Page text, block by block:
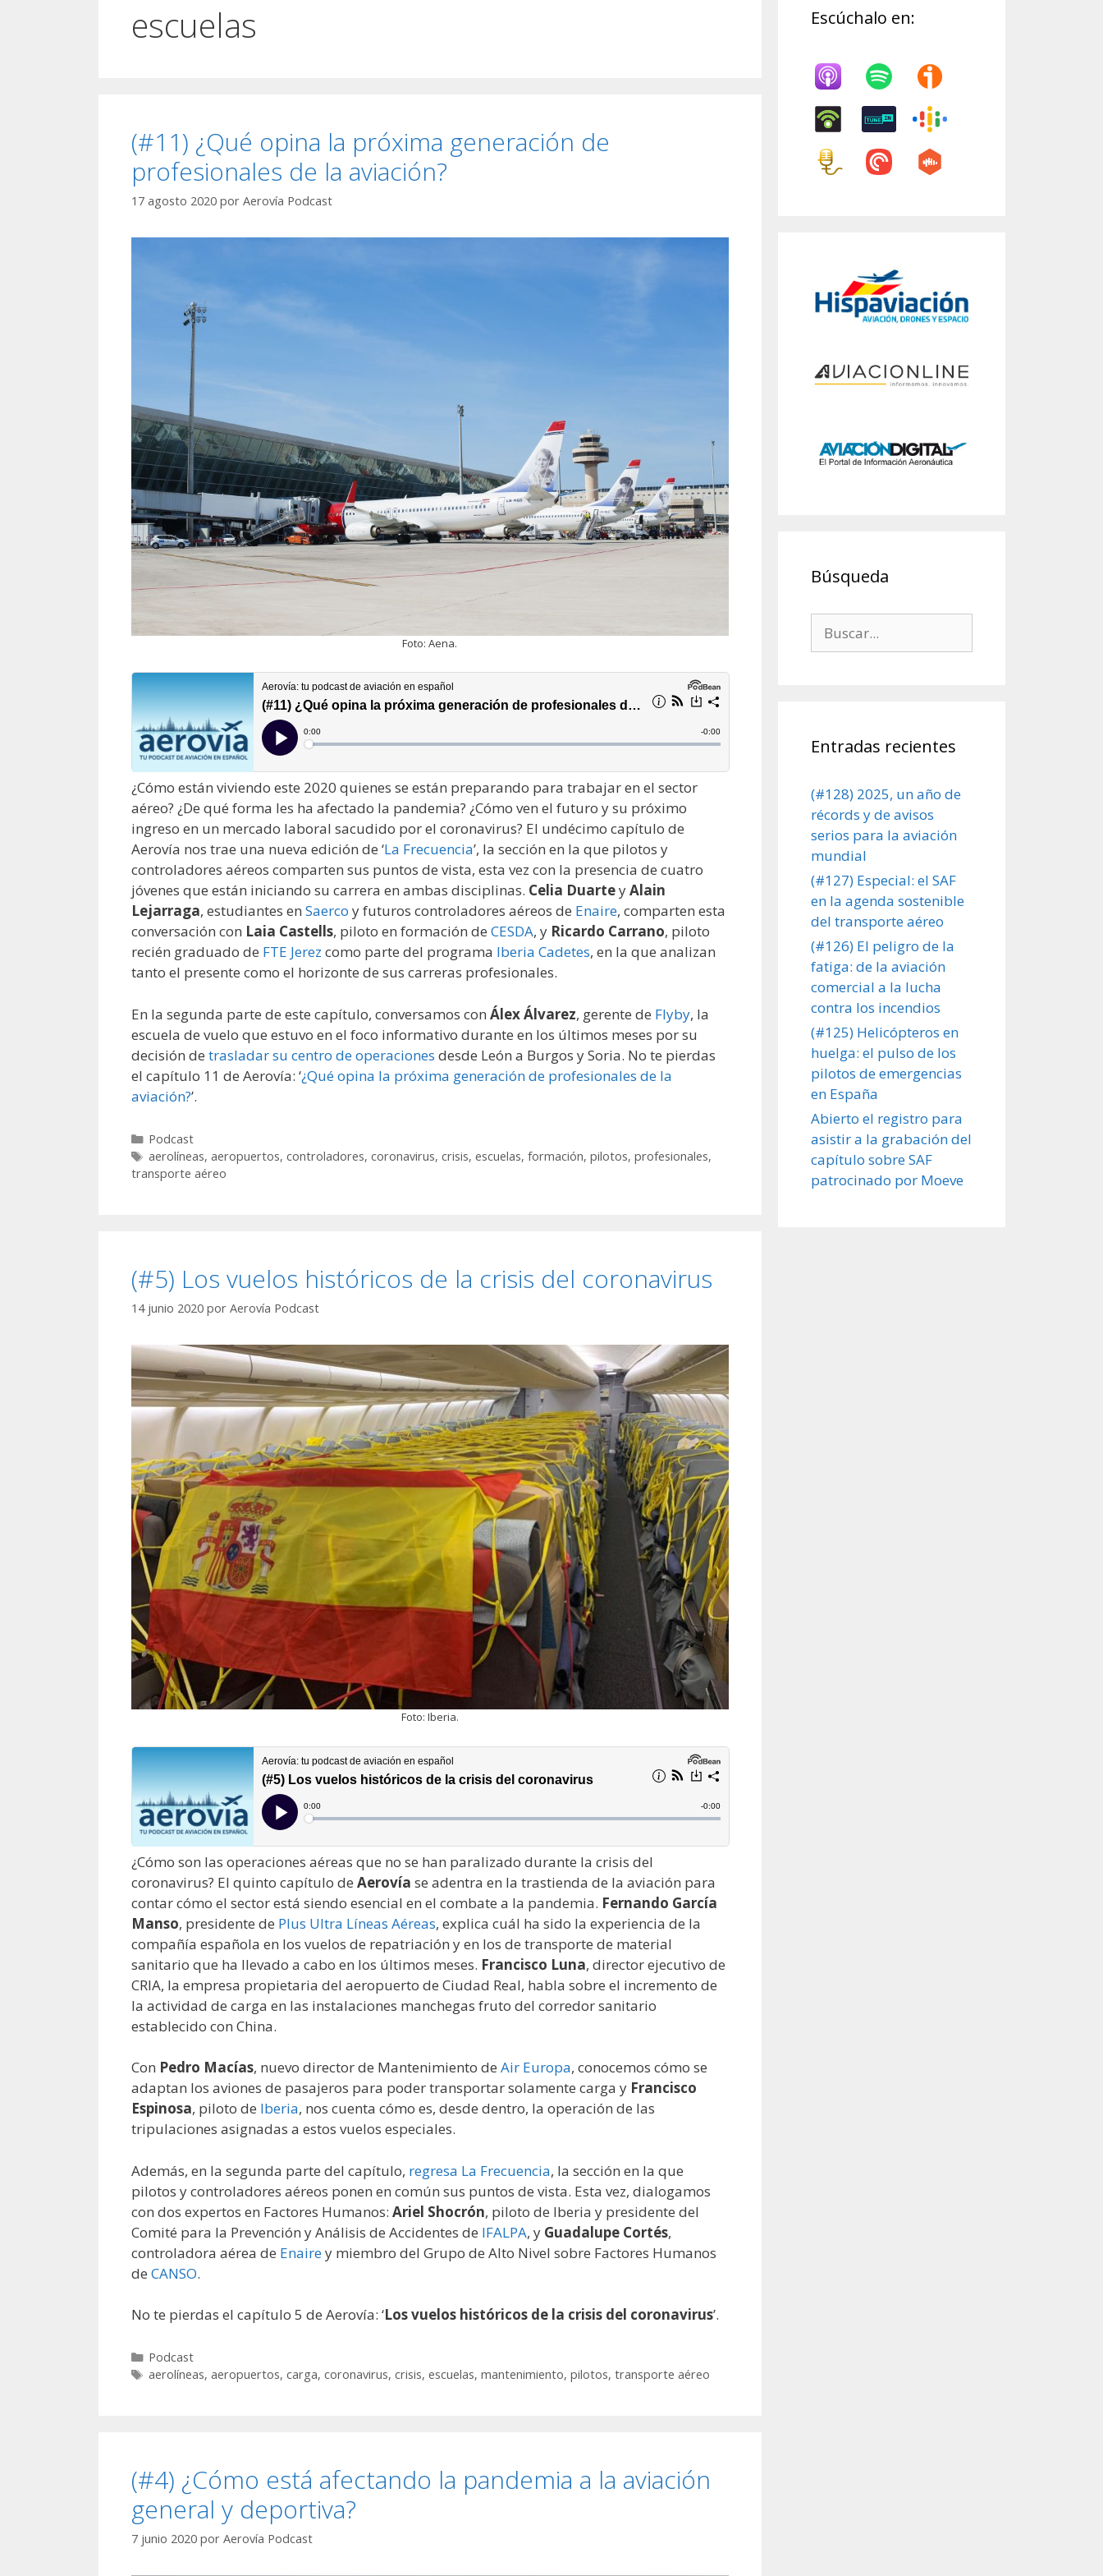
escuelas
(#11) ¿Qué opina la próxima generación de
profesionales de la aviación?
17 agosto 2020 por Aerovía Podcast
Foto: Aena.
¿Cómo están viviendo este 2020 quienes se están preparando para trabajar en el sector
aéreo? ¿De qué forma les ha afectado la pandemia? ¿Cómo ven el futuro y su próximo
ingreso en un mercado laboral sacudido por el coronavirus? El undécimo capítulo de
Aerovía nos trae una nueva edición de ‘La Frecuencia’, la sección en la que pilotos y
controladores aéreos comparten sus puntos de vista, esta vez con la presencia de cuatro
jóvenes que están iniciando su carrera en ambas disciplinas. Celia DuarteyAlain
Lejarraga, estudiantes en Saerco y futuros controladores aéreos de Enaire, comparten esta
conversación con Laia Castells, piloto en formación de CESDA, y Ricardo Carrano, piloto
recién graduado de FTE Jerez como parte del programa Iberia Cadetes, en la que analizan
tanto el presente como el horizonte de sus carreras profesionales.
En la segunda parte de este capítulo, conversamos con Álex Álvarez, gerente de Flyby, la
escuela de vuelo que estuvo en el foco informativo durante en los últimos meses por su
decisión de trasladar su centro de operaciones desde León a Burgos y Soria. No te pierdas
el capítulo 11 de Aerovía: ‘¿Qué opina la próxima generación de profesionales de la
aviación?’.
Categorías
Podcast
Etiquetas
aerolíneas,aeropuertos,controladores,coronavirus,crisis,escuelas,formación,pilotos,profesionales,
transporte aéreo
(#5) Los vuelos históricos de la crisis del coronavirus
14 junio 2020 por Aerovía Podcast
Foto: Iberia.
¿Cómo son las operaciones aéreas que no se han paralizado durante la crisis del
coronavirus? El quinto capítulo de Aerovía se adentra en la trastienda de la aviación para
contar cómo el sector está siendo esencial en el combate a la pandemia. Fernando García
Manso, presidente de Plus Ultra Líneas Aéreas, explica cuál ha sido la experiencia de la
compañía española en los vuelos de repatriación y en los de transporte de material
sanitario que ha llevado a cabo en los últimos meses. Francisco Luna, director ejecutivo de
CRIA, la empresa propietaria del aeropuerto de Ciudad Real, habla sobre el incremento de
la actividad de carga en las instalaciones manchegas fruto del corredor sanitario
establecido con China.
Con Pedro Macías, nuevo director de Mantenimiento de Air Europa, conocemos cómo se
adaptan los aviones de pasajeros para poder transportar solamente carga y Francisco
Espinosa, piloto de Iberia, nos cuenta cómo es, desde dentro, la operación de las
tripulaciones asignadas a estos vuelos especiales.
Además, en la segunda parte del capítulo, regresa La Frecuencia, la sección en la que
pilotos y controladores aéreos ponen en común sus puntos de vista. Esta vez, dialogamos
con dos expertos en Factores Humanos: Ariel Shocrón, piloto de Iberia y presidente del
Comité para la Prevención y Análisis de Accidentes de IFALPA, y Guadalupe Cortés,
controladora aérea de Enairey miembro del Grupo de Alto Nivel sobre Factores Humanos
de CANSO.
No te pierdas el capítulo 5 de Aerovía: ‘Los vuelos históricos de la crisis del coronavirus’.
Categorías
Podcast
Etiquetas
aerolíneas,aeropuertos,carga,coronavirus,crisis,escuelas,mantenimiento,pilotos,transporte aéreo
(#4) ¿Cómo está afectando la pandemia a la aviación
general y deportiva?
7 junio 2020 por Aerovía Podcast
Escúchalo en:
Búsqueda
Entradas recientes
(#128) 2025, un año de
récords y de avisos
serios para la aviación
mundial
(#127) Especial: el SAF
en la agenda sostenible
del transporte aéreo
(#126) El peligro de la
fatiga: de la aviación
comercial a la lucha
contra los incendios
(#125) Helicópteros en
huelga: el pulso de los
pilotos de emergencias
en España
Abierto el registro para
asistir a la grabación del
capítulo sobre SAF
patrocinado por Moeve